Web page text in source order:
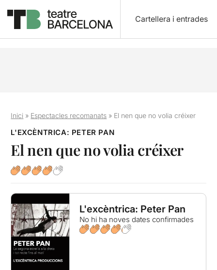
Cartellera i entrades
Inici » Espectacles recomanats » El nen que no volia créixer
L'EXCÈNTRICA: PETER PAN
El nen que no volia créixer
L'excèntrica: Peter Pan
No hi ha noves dates confirmades